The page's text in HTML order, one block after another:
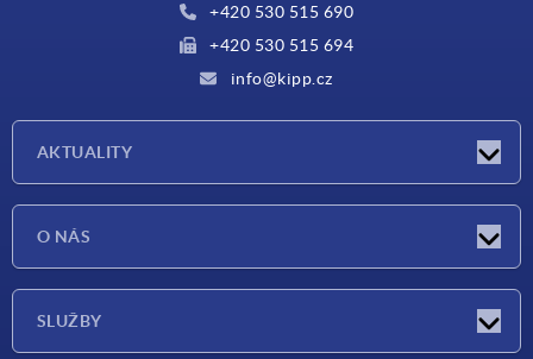
+420 530 515 690
+420 530 515 694
info@kipp.cz
AKTUALITY
O NÁS
SLUŽBY